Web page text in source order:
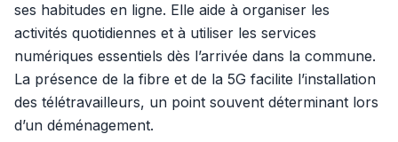
ses habitudes en ligne. Elle aide à organiser les
activités quotidiennes et à utiliser les services
numériques essentiels dès l’arrivée dans la commune.
La présence de la fibre et de la 5G facilite l’installation
des télétravailleurs, un point souvent déterminant lors
d’un déménagement.